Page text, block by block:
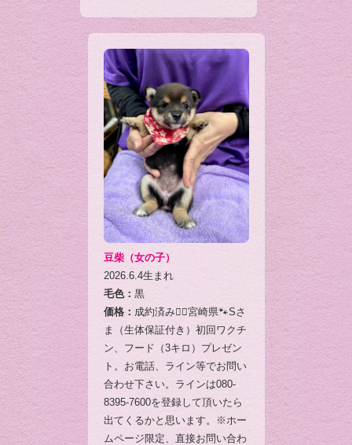
豆柴（女の子）
2026.6.4生まれ
毛色： 黒
価格： 成約済み🙇‍♂️宮崎県🐾Sさ
ま（生体保証付き）初回ワクチ
ン、フード（3キロ）プレゼン
ト。お電話、ライン等でお問い
合わせ下さい。ラインは080-
8395-7600を登録して頂いたら
出てくるかと思います。※ホー
ムページ限定、直接お問い合わ